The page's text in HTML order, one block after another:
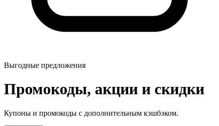
Выгодные предложения
Промокоды, акции и скидки
Купоны и промокоды с дополнительным кэшбэком.